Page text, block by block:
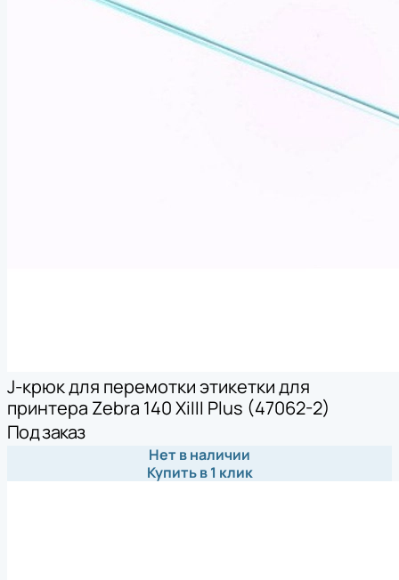
J-крюк для перемотки этикетки для
принтера Zebra 140 XiIII Plus (47062-2)
Под заказ
Нет в наличии
Купить в 1 клик